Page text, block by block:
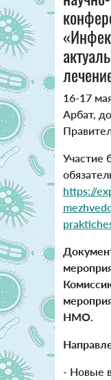
16-17
Арбат,
Участие
https://
НМО.
- Новые